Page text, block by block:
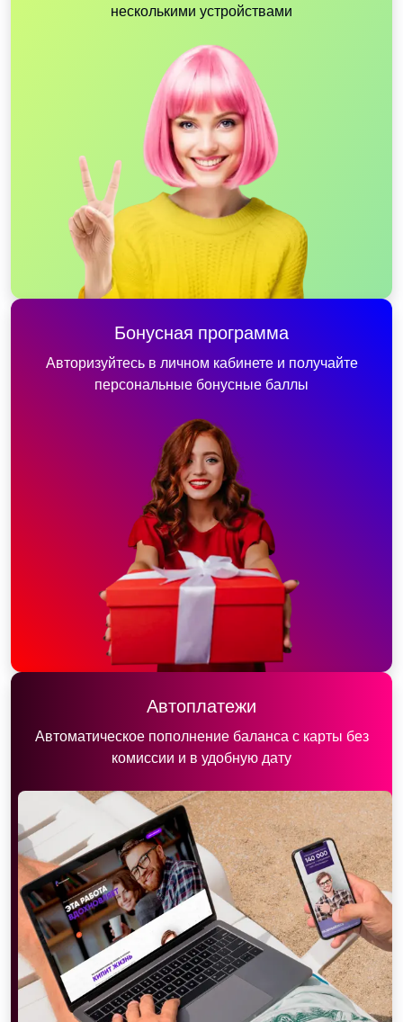
несколькими устройствами
Бонусная программа
Авторизуйтесь в личном кабинете и получайте
персональные бонусные баллы
Автоплатежи
Автоматическое пополнение баланса с карты без
комиссии и в удобную дату